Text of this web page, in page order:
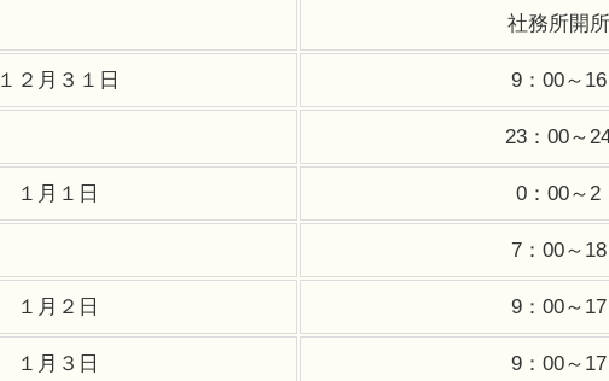
社務所開
１２月３１日 9：00～
23：00～
１月１日 0：00～2
7：00～
１月２日 9：00～
１月３日 9：00～